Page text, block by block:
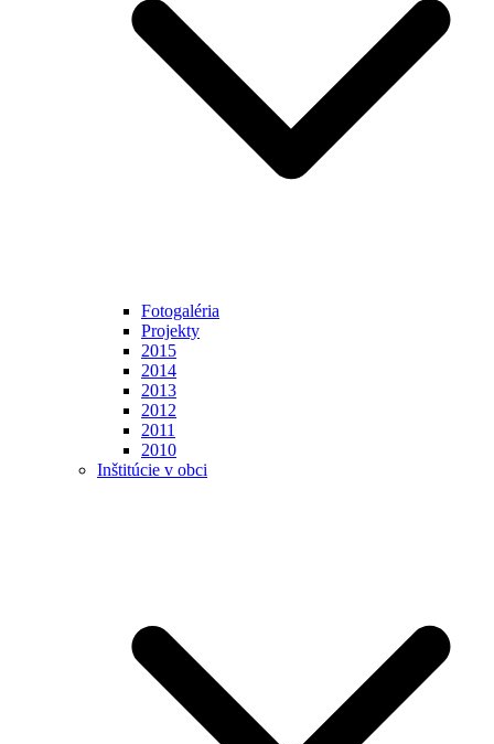
Fotogaléria
Projekty
2015
2014
2013
2012
2011
2010
Inštitúcie v obci